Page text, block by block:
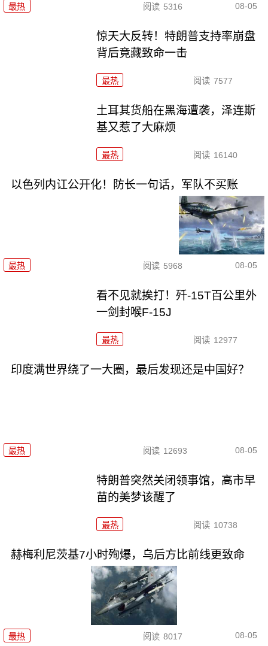
最热 阅读 5316 08-05
惊天大反转！特朗普支持率崩盘
背后竟藏致命一击
最热 阅读 7577
土耳其货船在黑海遭袭，泽连斯
基又惹了大麻烦
最热 阅读 16140
以色列内讧公开化！防长一句话，军队不买账
最热 阅读 5968 08-05
看不见就挨打！歼-15T百公里外
一剑封喉F-15J
最热 阅读 12977
印度满世界绕了一大圈，最后发现还是中国好？
最热 阅读 12693 08-05
特朗普突然关闭领事馆，高市早
苗的美梦该醒了
最热 阅读 10738
赫梅利尼茨基7小时殉爆，乌后方比前线更致命
最热 阅读 8017 08-05